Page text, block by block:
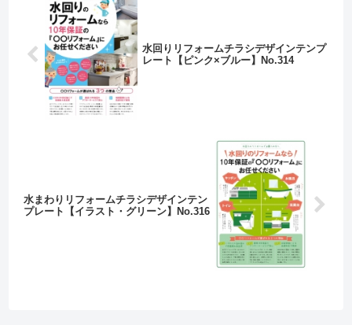
水回りリフォームチラシデザインテンプ
レート【ピンク×ブルー】No.314
水まわりリフォームチラシデザインテン
プレート【イラスト・グリーン】No.316